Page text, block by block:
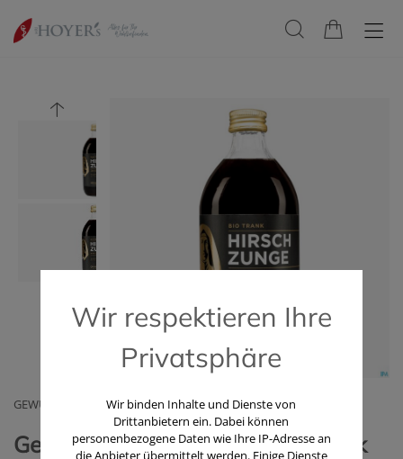
GEWUSST WIE WELLNESS & BEAUTY E.GEN.
Gewusst Wie Bio Hildegard Trank
Wir respektieren Ihre
Privatsphäre
Wir binden Inhalte und Dienste von
Drittanbietern ein. Dabei können
personenbezogene Daten wie Ihre IP-Adresse an
die Anbieter übermittelt werden. Einige Dienste